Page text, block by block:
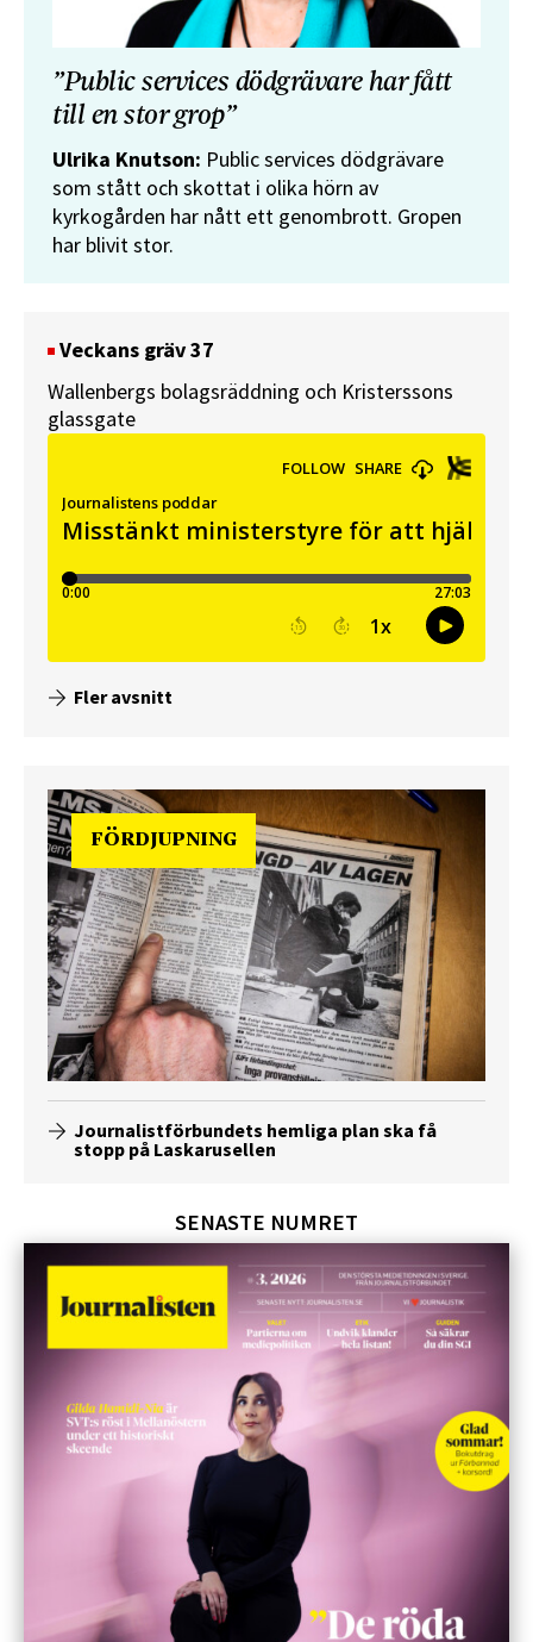
”Public services dödgrävare har fått
till en stor grop”
Ulrika Knutson: Public services dödgrävare
som stått och skottat i olika hörn av
kyrkogården har nått ett genombrott. Gropen
har blivit stor.
Veckans gräv 37
Wallenbergs bolagsräddning och Kristerssons
glassgate
Fler avsnitt
FÖRDJUPNING
Journalistförbundets hemliga plan ska få
stopp på Laskarusellen
SENASTE NUMRET